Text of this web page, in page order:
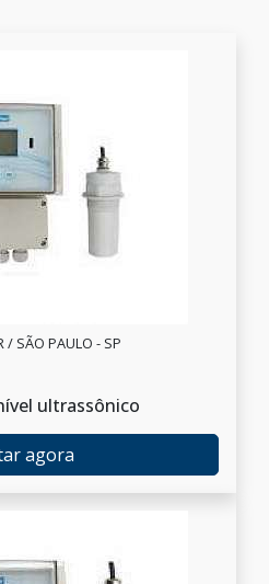
/ SÃO PAULO - SP
ultrassônico
agora